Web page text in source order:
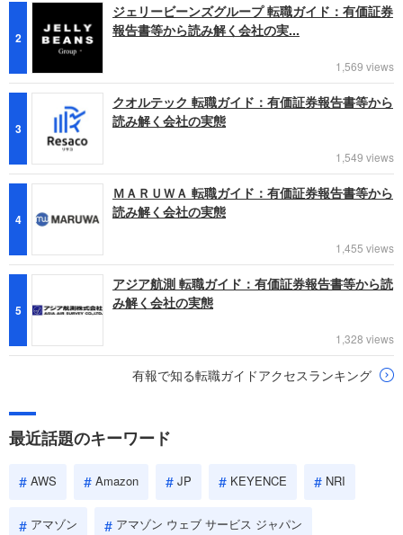
2
ジェリービーンズグループ 転職ガイド：有価証券
報告書等から読み解く会社の実...
1,569 views
3
クオルテック 転職ガイド：有価証券報告書等から
読み解く会社の実態
1,549 views
4
ＭＡＲＵＷＡ 転職ガイド：有価証券報告書等から
読み解く会社の実態
1,455 views
5
アジア航測 転職ガイド：有価証券報告書等から読
み解く会社の実態
1,328 views
有報で知る転職ガイドアクセスランキング
最近話題のキーワード
AWS Amazon JP KEYENCE NRI
アマゾン アマゾン ウェブ サービス ジャパン